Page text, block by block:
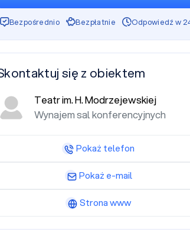
Bezpośrednio Bezpłatnie Odpowiedź w
się z obiektem
Teatr im. H. Modrzejewskiej
Wynajem sal konferencyjnych
Pokaż telefon
Pokaż e-mail
Strona www